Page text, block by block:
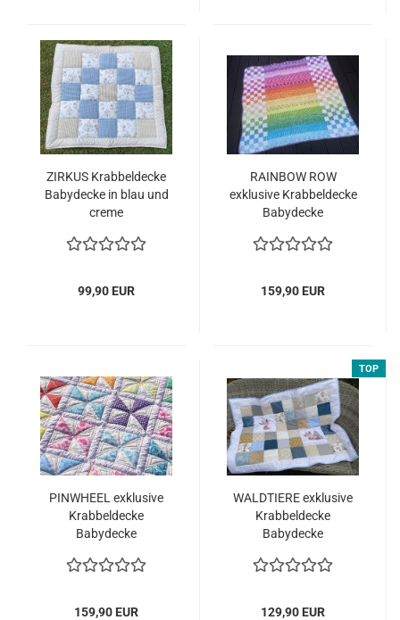
ZIRKUS Krabbeldecke
Babydecke in blau und
creme
99,90 EUR
RAINBOW ROW
exklusive Krabbeldecke
Babydecke
159,90 EUR
PINWHEEL exklusive
Krabbeldecke
Babydecke
159,90 EUR
TOP
WALDTIERE exklusive
Krabbeldecke
Babydecke
129,90 EUR